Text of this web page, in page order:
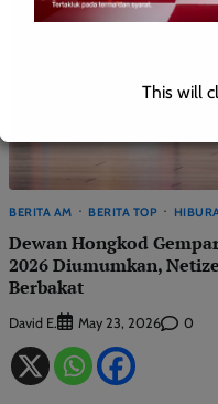
BERITA AM BERITA TOP
Dewan Hongkod
2026 Diumumkan,
Berbakat
David E. May 23, 2026 0
This will